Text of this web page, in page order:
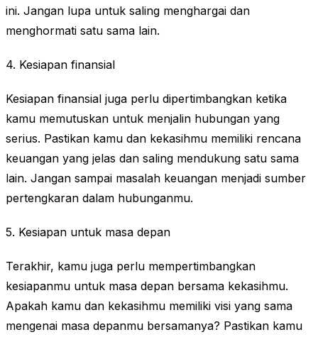
ini. Jangan lupa untuk saling menghargai dan
menghormati satu sama lain.
4. Kesiapan finansial
Kesiapan finansial juga perlu dipertimbangkan ketika
kamu memutuskan untuk menjalin hubungan yang
serius. Pastikan kamu dan kekasihmu memiliki rencana
keuangan yang jelas dan saling mendukung satu sama
lain. Jangan sampai masalah keuangan menjadi sumber
pertengkaran dalam hubunganmu.
5. Kesiapan untuk masa depan
Terakhir, kamu juga perlu mempertimbangkan
kesiapanmu untuk masa depan bersama kekasihmu.
Apakah kamu dan kekasihmu memiliki visi yang sama
mengenai masa depanmu bersamanya? Pastikan kamu